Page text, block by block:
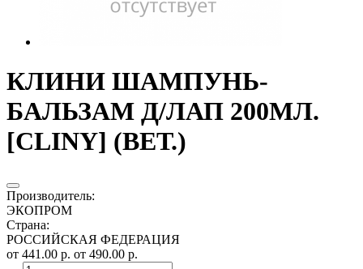
КЛИНИ ШАМПУНЬ-
БАЛЬЗАМ Д/ЛАП 200МЛ.
[CLINY] (ВЕТ.)
Производитель:
ЭКОПРОМ
Страна:
РОССИЙСКАЯ ФЕДЕРАЦИЯ
от 441.00 р. от 490.00 р.